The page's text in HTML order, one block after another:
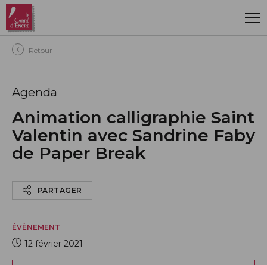
Aller au contenu principal
Retour
Agenda
Animation calligraphie Saint
Valentin avec Sandrine Faby
de Paper Break
PARTAGER
ÉVÈNEMENT
12 février 2021